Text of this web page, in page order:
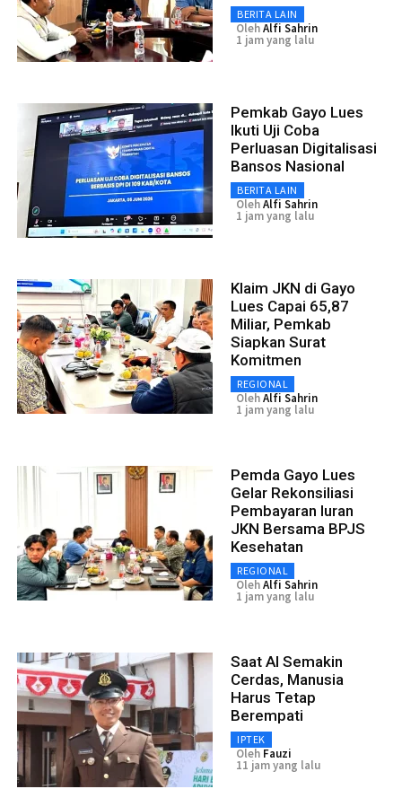
BERITA LAIN
OlehAlfi Sahrin
1 jam yang lalu
Pemkab Gayo Lues
Ikuti Uji Coba
Perluasan Digitalisasi
Bansos Nasional
BERITA LAIN
OlehAlfi Sahrin
1 jam yang lalu
Klaim JKN di Gayo
Lues Capai 65,87
Miliar, Pemkab
Siapkan Surat
Komitmen
REGIONAL
OlehAlfi Sahrin
1 jam yang lalu
Pemda Gayo Lues
Gelar Rekonsiliasi
Pembayaran Iuran
JKN Bersama BPJS
Kesehatan
REGIONAL
OlehAlfi Sahrin
1 jam yang lalu
Saat AI Semakin
Cerdas, Manusia
Harus Tetap
Berempati
IPTEK
Oleh Fauzi
11 jam yang lalu